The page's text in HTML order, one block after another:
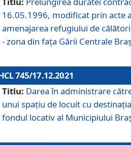
16.05.1996, modificat prin acte
amenajarea refugiului de
- zona din faţa Gării Centrale
745/17.12.2021
Titlu: Darea în administrare
unui spațiu de locuit cu
fondul locativ al Municipiului